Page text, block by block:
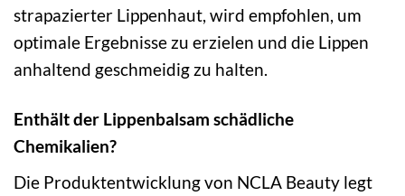
strapazierter Lippenhaut, wird empfohlen, um
optimale Ergebnisse zu erzielen und die Lippen
anhaltend geschmeidig zu halten.
Enthält der Lippenbalsam schädliche
Chemikalien?
Die Produktentwicklung von NCLA Beauty legt